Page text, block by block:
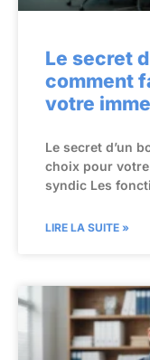
Le secret
comment
votre
Le secret d’un
choix pour
syndic Les
LIRE LA SUITE »